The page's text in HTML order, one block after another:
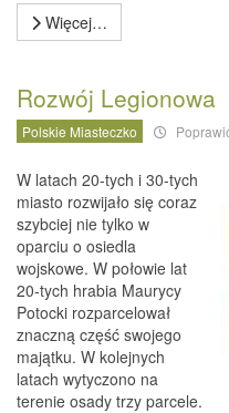
Więcej…
Rozwój Legionowa
Polskie Miasteczko
W latach 20-tych i 30-tych
miasto rozwijało się coraz
szybciej nie tylko w
oparciu o osiedla
wojskowe. W połowie lat
20-tych hrabia Maurycy
Potocki rozparcelował
znaczną część swojego
majątku. W kolejnych
latach wytyczono na
terenie osady trzy parcele.